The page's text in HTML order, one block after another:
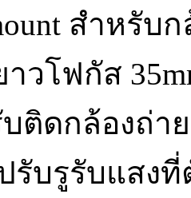
สำหรับก
าวโฟกัส
ติดกล้องถ่า
บรูรับแสงที่